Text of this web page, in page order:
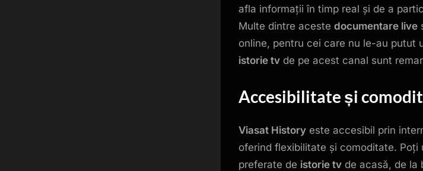
afla informații în timp real și de a
Multe dintre aceste documentare live
online, pentru cei care nu le-au putut
istorie tv de pe acest canal sunt
Accesibilitate și
Viasat History este accesibil prin
oferind flexibilitate și comoditate. Poți
preferate de istorie tv de acasă, de la